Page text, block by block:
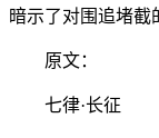
暗示了对围追堵截
原文：
七律·长征